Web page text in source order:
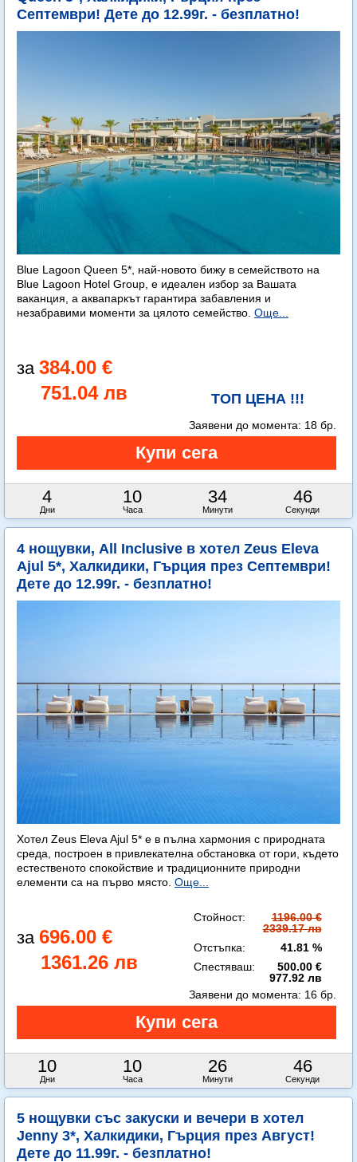
Септември! Дете до 12.99г. - безплатно!
Blue Lagoon Queen 5*, най-новото бижу в семейството на
Blue Lagoon Hotel Group, е идеален избор за Вашата
ваканция, а аквапаркът гарантира забавления и
незабравими моменти за цялото семейство. Още...
384.00 €
751.04 лв
ТОП ЦЕНА !!!
4
Дни
10
Часа
34
Минути
45
Секунди
Заявени до момента: 18 бр.
4 нощувки, All Inclusive в хотел Zeus Eleva
Ajul 5*, Халкидики, Гърция през Септември!
Дете до 12.99г. - безплатно!
Хотел Zeus Eleva Ajul 5* е в пълна хармония с природната
среда, построен в привлекателна обстановка от гори, където
естественото спокойствие и традиционните природни
елементи са на първо място. Още...
696.00 €
1361.26 лв
Стойност:
1196.00 €
2339.17 лв
Отстъпка:
41.81 %
Спестяваш:
500.00 €
977.92 лв
10
Дни
10
Часа
26
Минути
45
Секунди
Заявени до момента: 16 бр.
5 нощувки със закуски и вечери в хотел
Jenny 3*, Халкидики, Гърция през Август!
Дете до 11.99г. - безплатно!